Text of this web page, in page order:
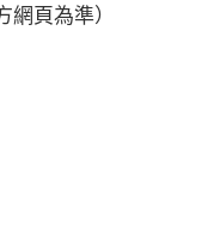
網頁為準）